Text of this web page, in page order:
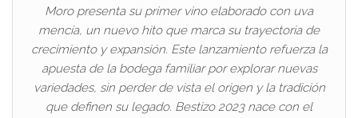
Moro presenta su primer vino elaborado con uva
mencía, un nuevo hito que marca su trayectoria de
crecimiento y expansión. Este lanzamiento refuerza la
apuesta de la bodega familiar por explorar nuevas
variedades, sin perder de vista el origen y la tradición
que definen su legado. Bestizo 2023 nace con el